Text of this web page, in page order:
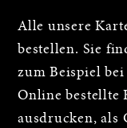
Alle unsere
bestellen. Sie
zum Beispiel bei
Online bestellte
ausdrucken, als